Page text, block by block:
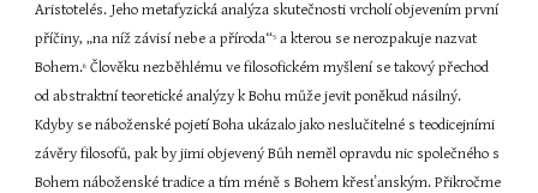
Aristotelés. Jeho metafyzická analýza skutečnosti vrcholí objevením první
příčiny, „na níž závisí nebe a příroda“5 a kterou se nerozpakuje nazvat
Bohem.6 Člověku nezběhlému ve filosofickém myšlení se takový přechod
od abstraktní teoretické analýzy k Bohu může jevit poněkud násilný.
Kdyby se náboženské pojetí Boha ukázalo jako neslučitelné s teodicejními
závěry filosofů, pak by jimi objevený Bůh neměl opravdu nic společného s
Bohem náboženské tradice a tím méně s Bohem křesťanským. Přikročme